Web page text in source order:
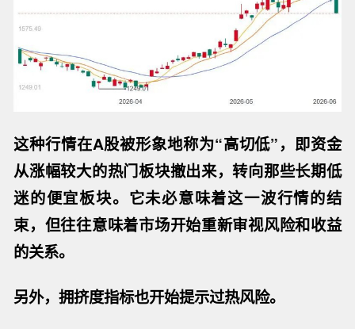
这种行情在A股被形象地称为“高切低”， 即资金
从涨幅较大的热门板块撤出来，转向那些长期低
迷的便宜板块。它未必意味着这一波行情的结
束， 但往往意味着市场开始重新审视风险和收益
的关系。
另外，拥挤度指标也开始提示过热风险。